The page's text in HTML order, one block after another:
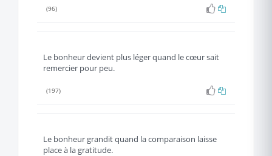
(96)
Le bonheur devient plus léger quand le cœur sait
remercier pour peu.
(197)
Le bonheur grandit quand la comparaison laisse
place à la gratitude.